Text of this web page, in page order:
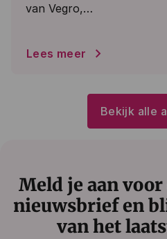
van Vegro,…
Lees meer
Bekijk alle
Meld je aan
nieuwsbrief en
van het